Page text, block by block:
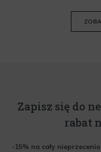
Zapisz się do
rabat
-15% na cały